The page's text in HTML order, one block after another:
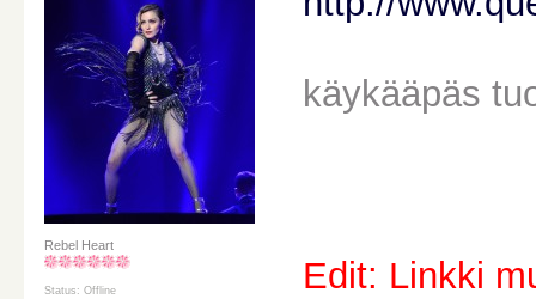
Rebel Heart
Status: Offline
käykääpäs
Edit: Linkki